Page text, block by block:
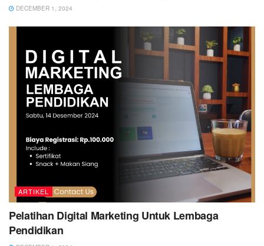
DECEMBER 1, 2024
ARTIKEL
Pelatihan Digital Marketing Untuk Lembaga
Pendidikan